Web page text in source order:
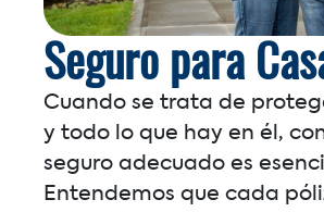
Seguro para
Cuando se trata de
y todo lo que hay en él,
seguro adecuado es
Entendemos que cada